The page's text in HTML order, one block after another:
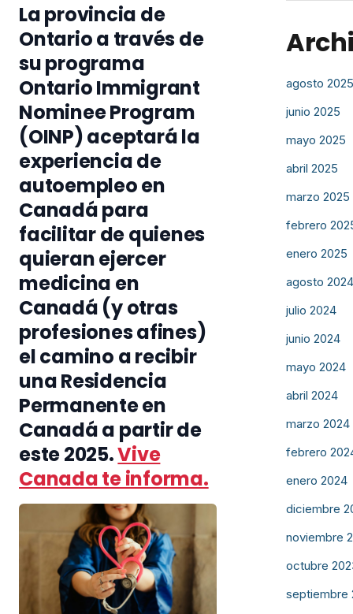
La provincia de
Ontario a través de
su programa
Ontario Immigrant
Nominee Program
(OINP) aceptará la
experiencia de
autoempleo en
Canadá para
facilitar de quienes
quieran ejercer
medicina en
Canadá (y otras
profesiones afines)
el camino a recibir
una Residencia
Permanente en
Canadá a partir de
este 2025.Vive
Canada te informa.
agosto 2025
junio 2025
mayo 2025
abril 2025
marzo 2025
febrero
enero 2025
agosto 2024
julio 2024
junio 2024
mayo 2024
abril 2024
marzo 2024
febrero
enero 2024
diciembre
noviembre
octubre
septiembre